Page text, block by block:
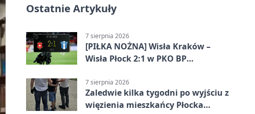
Ostatnie Artykuły
7 sierpnia 2026
[PIŁKA NOŻNA] Wisła Kraków –
Wisła Płock 2:1 w PKO BP
rozstrzygnęli mecz przed przerwą
7 sierpnia 2026
Zaledwie kilka tygodni po wyjściu z
więzienia mieszkańcy Płocka